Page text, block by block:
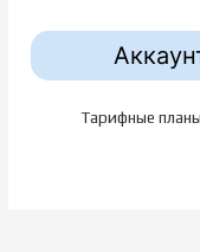
Тарифные